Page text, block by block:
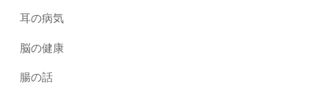
耳の病気
脳の健康
腸の話